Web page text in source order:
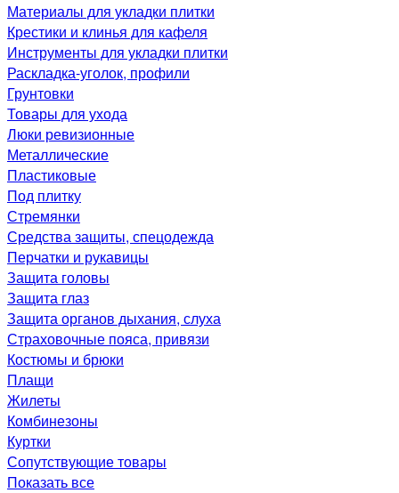
Материалы для укладки плитки
Крестики и клинья для кафеля
Инструменты для укладки плитки
Раскладка-уголок, профили
Грунтовки
Товары для ухода
Люки ревизионные
Металлические
Пластиковые
Под плитку
Стремянки
Средства защиты, спецодежда
Перчатки и рукавицы
Защита головы
Защита глаз
Защита органов дыхания, слуха
Страховочные пояса, привязи
Костюмы и брюки
Плащи
Жилеты
Комбинезоны
Куртки
Сопутствующие товары
Показать все